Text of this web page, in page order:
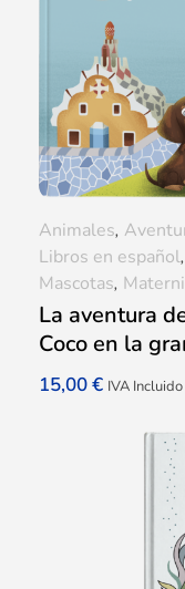
La aventura
Coco en la
15,00€ IVA Incluido
Animales,
Libros en español,
Mascotas,